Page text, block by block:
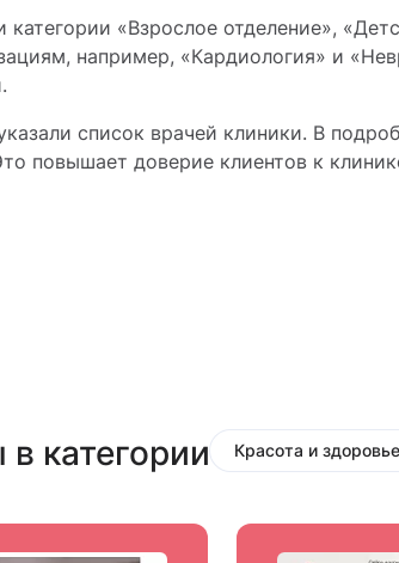
категории «Взрослое отделение»,
например, «Кардиология» и
список врачей клиники. В
повышает доверие клиентов к
категории Красота и здоровье